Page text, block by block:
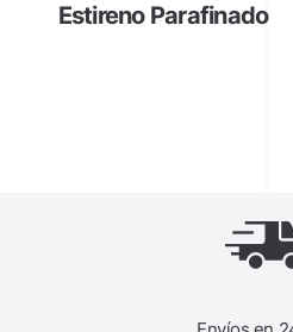
Estireno Parafinado